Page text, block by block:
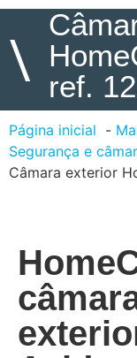
\
ref.
Página inicial
Segurança e
Câmara exterior